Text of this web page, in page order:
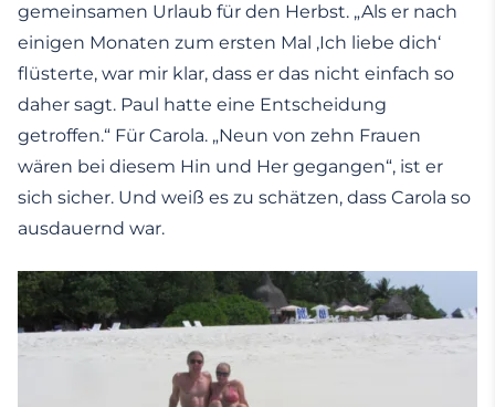
gemeinsamen Urlaub für den Herbst. „Als er nach
einigen Monaten zum ersten Mal ,Ich liebe dich‘
flüsterte, war mir klar, dass er das nicht einfach so
daher sagt. Paul hatte eine Entscheidung
getroffen.“ Für Carola. „Neun von zehn Frauen
wären bei diesem Hin und Her gegangen“, ist er
sich sicher. Und weiß es zu schätzen, dass Carola so
ausdauernd war.